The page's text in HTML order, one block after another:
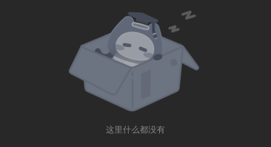
这里什么都没有